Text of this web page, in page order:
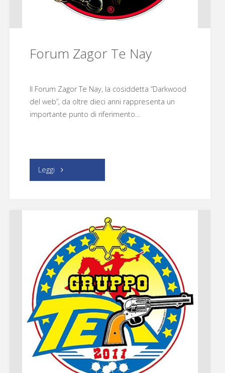
Forum Zagor Te Nay
Il Forum Zagor Te Nay, la cosiddetta “Darkwood
del web”, da oltre dieci anni rappresenta un
importante punto di riferimento…
Leggi "Forum
Nay"